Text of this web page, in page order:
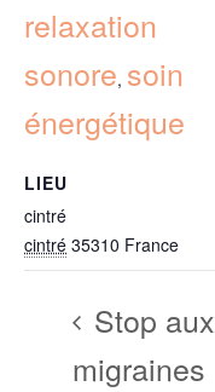
relaxation
sonore, soin
énergétique
LIEU
cintré
cintré 35310 France
Stop aux
migraines